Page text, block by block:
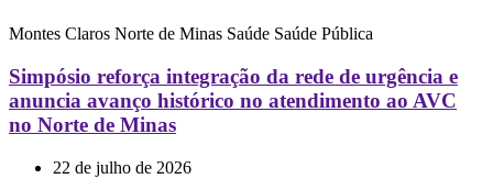
Montes Claros Norte de Minas Saúde Saúde Pública
Simpósio reforça integração da rede de urgência e
anuncia avanço histórico no atendimento ao AVC
no Norte de Minas
22 de julho de 2026